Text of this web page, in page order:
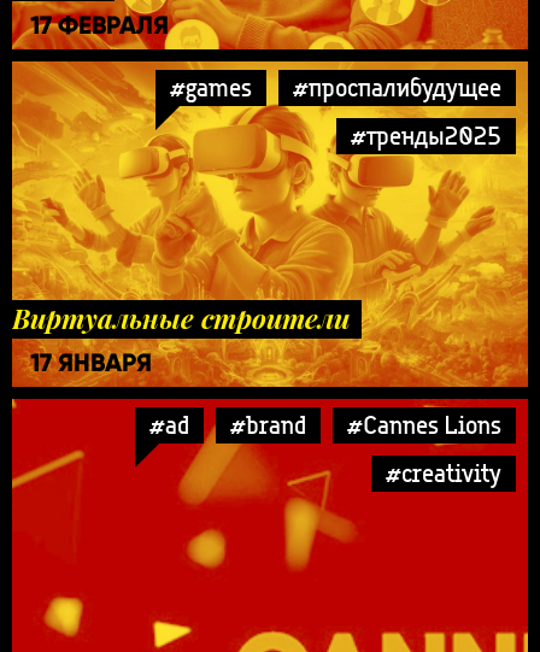
17 ФЕВРАЛЯ
#games
#проспалибудущее
#тренды2025
Виртуальные строители
17 ЯНВАРЯ
#ad #brand
#Cannes Lions
#creativity